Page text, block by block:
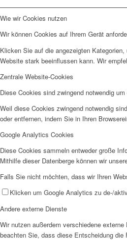
Wie wir Cookies nutzen
Wir können Cookies auf Ihrem Gerät
Klicken Sie auf die angezeigten
Website stark beeinflussen kann. Wir
Zentrale Website-Cookies
Diese Cookies sind zwingend notwendig
Weil diese Cookies zwingend notwendig
oder entfernen, indem Sie in Ihren
Google Analytics Cookies
Diese Cookies sammeln entweder große
Mithilfe dieser Datenberge können wir
Falls Sie nicht möchten, dass wir Ihren
Klicken um Google Analytics zu de-/
Andere externe Dienste
Wir nutzen außerdem verschiedene
beachten Sie, dass diese Entscheidung